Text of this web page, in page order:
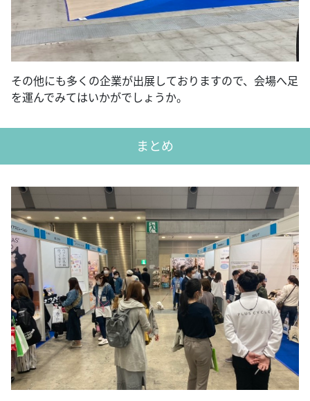
その他にも多くの企業が出展しておりますので、会場へ足
を運んでみてはいかがでしょうか。
まとめ